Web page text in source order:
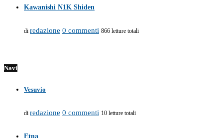
Kawanishi N1K Shiden
di redazione 0 commenti 866 letture totali
Navi
Vesuvio
di redazione 0 commenti 10 letture totali
Etna